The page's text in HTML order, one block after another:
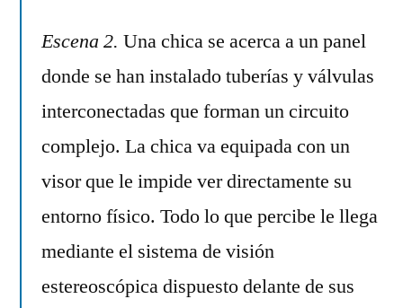
Escena 2. Una chica se acerca a un panel
donde se han instalado tuberías y válvulas
interconectadas que forman un circuito
complejo. La chica va equipada con un
visor que le impide ver directamente su
entorno físico. Todo lo que percibe le llega
mediante el sistema de visión
estereoscópica dispuesto delante de sus